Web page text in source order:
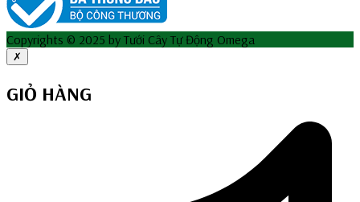
Copyrights © 2025 by Tưới Cây Tự Động Omega
✗
GIỎ HÀNG